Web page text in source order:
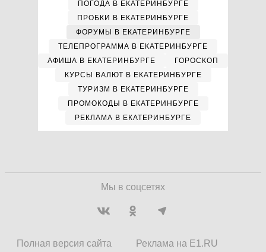
ПОГОДА В ЕКАТЕРИНБУРГЕ
ПРОБКИ В ЕКАТЕРИНБУРГЕ
ФОРУМЫ В ЕКАТЕРИНБУРГЕ
ТЕЛЕПРОГРАММА В ЕКАТЕРИНБУРГЕ
АФИША В ЕКАТЕРИНБУРГЕ
ГОРОСКОП
КУРСЫ ВАЛЮТ В ЕКАТЕРИНБУРГЕ
ТУРИЗМ В ЕКАТЕРИНБУРГЕ
ПРОМОКОДЫ В ЕКАТЕРИНБУРГЕ
РЕКЛАМА В ЕКАТЕРИНБУРГЕ
Мы в соцсетях
Полная версия сайта
Реклама на E1.RU